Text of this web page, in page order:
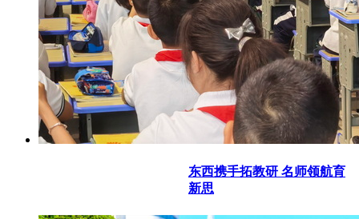
东西携手拓教研 名师领航育
新思